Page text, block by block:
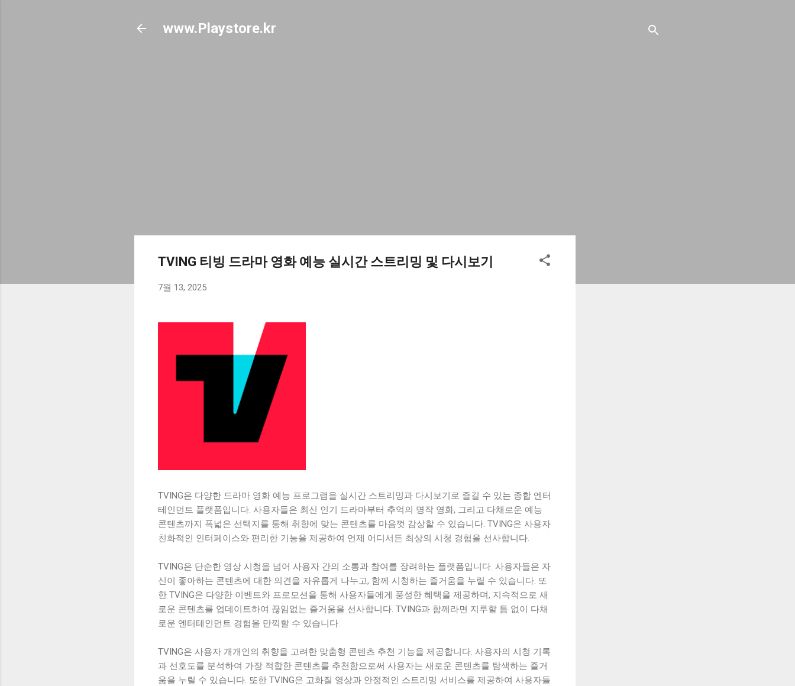
www.Playstore.kr
TVING 티빙 드라마 영화 예능 실시간 스트리밍 및 다시보기
7월 13, 2025
TVING은 다양한 드라마 영화 예능 프로그램을 실시간 스트리밍과 다시보기로 즐길 수 있는 종합 엔터
테인먼트 플랫폼입니다. 사용자들은 최신 인기 드라마부터 추억의 명작 영화, 그리고 다채로운 예능
콘텐츠까지 폭넓은 선택지를 통해 취향에 맞는 콘텐츠를 마음껏 감상할 수 있습니다. TVING은 사용자
친화적인 인터페이스와 편리한 기능을 제공하여 언제 어디서든 최상의 시청 경험을 선사합니다.
TVING은 단순한 영상 시청을 넘어 사용자 간의 소통과 참여를 장려하는 플랫폼입니다. 사용자들은 자
신이 좋아하는 콘텐츠에 대한 의견을 자유롭게 나누고, 함께 시청하는 즐거움을 누릴 수 있습니다. 또
한 TVING은 다양한 이벤트와 프로모션을 통해 사용자들에게 풍성한 혜택을 제공하며, 지속적으로 새
로운 콘텐츠를 업데이트하여 끊임없는 즐거움을 선사합니다. TVING과 함께라면 지루할 틈 없이 다채
로운 엔터테인먼트 경험을 만끽할 수 있습니다.
TVING은 사용자 개개인의 취향을 고려한 맞춤형 콘텐츠 추천 기능을 제공합니다. 사용자의 시청 기록
과 선호도를 분석하여 가장 적합한 콘텐츠를 추천함으로써 사용자는 새로운 콘텐츠를 탐색하는 즐거
움을 누릴 수 있습니다. 또한 TVING은 고화질 영상과 안정적인 스트리밍 서비스를 제공하여 사용자들